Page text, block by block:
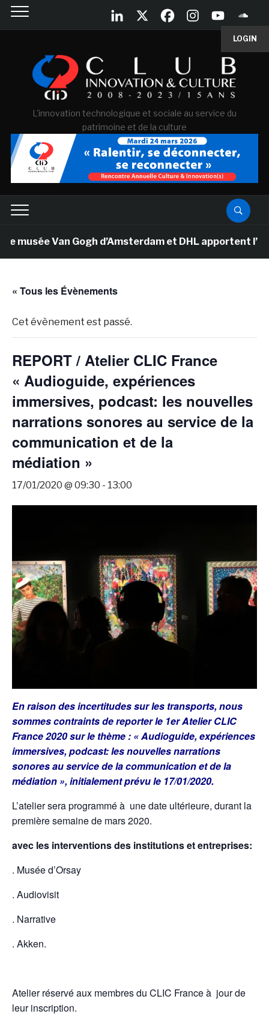
LOGIN
L'innovation technologique et sociale au service du
patrimoine et de la culture
musée Van Gogh d’Amsterdam et DHL apportent
« Tous les Évènements
Cet évènement est passé.
REPORT / Atelier CLIC France
« Audioguide, expériences
immersives, podcast: les nouvelles
narrations sonores au service de la
communication et de la
médiation »
17/01/2020 @ 09:30 - 13:00
En raison des incertitudes sur les transports, nous
sommes contraints de reporter le 1er Atelier CLIC
France 2020 sur le thème : « Audioguide, expériences
immersives, podcast: les nouvelles narrations
sonores au service de la communication et de la
médiation », initialement prévu le 17/01/2020.
L’atelier sera programmé à une date ultérieure, durant la
première semaine de mars 2020.
avec les interventions des institutions et entreprises:
. Musée d’Orsay
. Audiovisit
. Narrative
. Akken.
Atelier réservé aux membres du CLIC France à jour de
leur inscription.